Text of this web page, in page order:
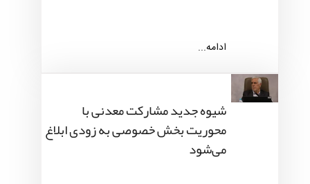
ادامه...
شیوه جدید مشارکت معدنی با
محوریت بخش خصوصی به زودی ابلاغ
می‌شود